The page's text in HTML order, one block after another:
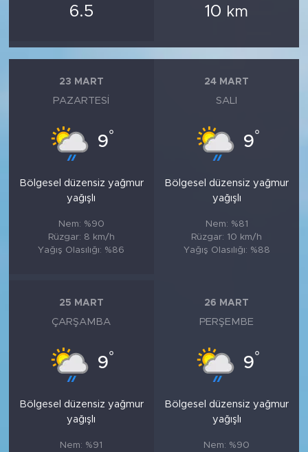
6.5 10 km
23 MART
PAZARTESI
9°
Bölgesel düzensiz yağmur
yağışlı
Nem: %90
Rüzgar: 8 km/h
Yağış Olasılığı: %86
24 MART
SALI
9°
Bölgesel düzensiz yağmur
yağışlı
Nem: %81
Rüzgar: 10 km/h
Yağış Olasılığı: %88
25 MART
ÇARŞAMBA
9°
Bölgesel düzensiz yağmur
yağışlı
Nem: %91
26 MART
PERŞEMBE
9°
Bölgesel düzensiz yağmur
yağışlı
Nem: %90